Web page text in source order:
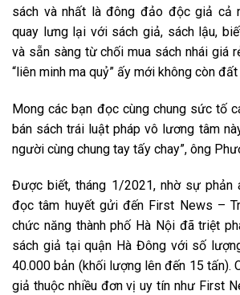
sách và nhất là đông đảo độc giả cả
quay lưng lại với sách giả, sách lậu,
và sẵn sàng từ chối mua sách nhái giá
“liên minh ma quỷ” ấy mới không còn
Mong các bạn đọc cùng chung sức tố
bán sách trái luật pháp vô lương tâm
người cùng chung tay tấy chay”, ông
Được biết, tháng 1/2021, nhờ sự phản
đọc tâm huyết gửi đến First News –
chức năng thành phố Hà Nội đã triệt
sách giả tại quận Hà Đông với số
40.000 bản (khối lượng lên đến 15 tấn).
giả thuộc nhiều đơn vị uy tín như First